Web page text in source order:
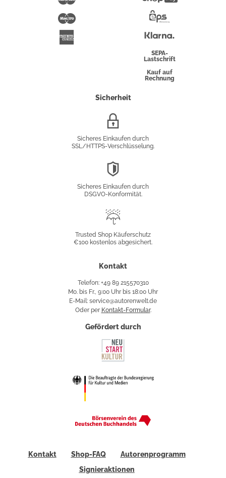
Maestro
Überweisung
SEPA-
Lastschrift
Kauf auf
Rechnung
Sicherheit
Sicheres Einkaufen durch
SSL/HTTPS-Verschlüsselung.
Sicheres Einkaufen durch
DSGVO-Konformität.
Käuferschutz
Trusted Shop Käuferschutz
€100 kostenlos abgesichert.
Kontakt
Telefon: +49 89 215570310
Mo. bis Fr., 9:00 Uhr bis 18:00 Uhr
E-Mail: service@autorenwelt.de
Oder per Kontakt-Formular.
Gefördert durch
Kontakt Shop-FAQ
Autorenprogramm
Signieraktionen